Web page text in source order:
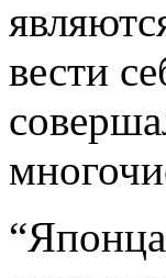
вести